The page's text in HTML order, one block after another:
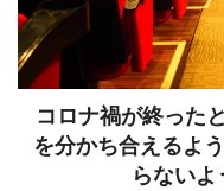
コロナ禍が終った
を分かち合えるよう
らないよ